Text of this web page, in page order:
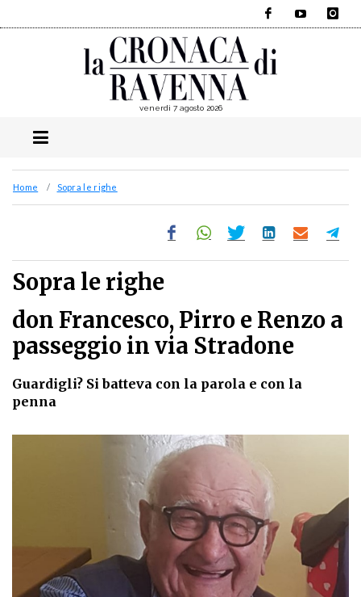
venerdì 7 agosto 2026
Home Sopra le righe
Sopra le righe
don Francesco, Pirro e Renzo a
passeggio in via Stradone
Guardigli? Si batteva con la parola e con la
penna